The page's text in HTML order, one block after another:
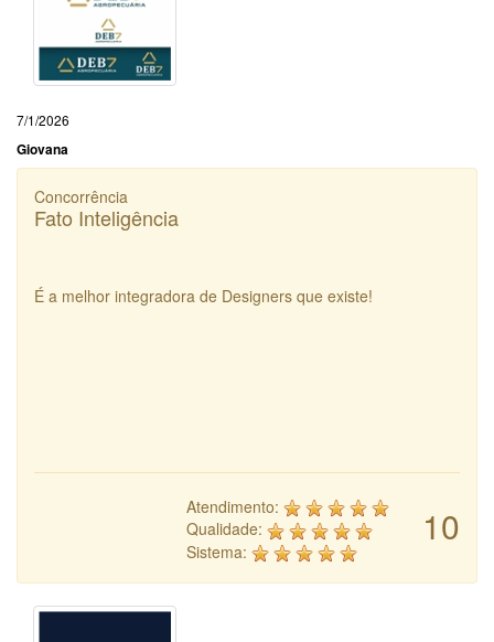
7/1/2026
Giovana
Concorrência
Fato Inteligência
É a melhor integradora de Designers que existe!
10
Atendimento:
Qualidade:
Sistema: